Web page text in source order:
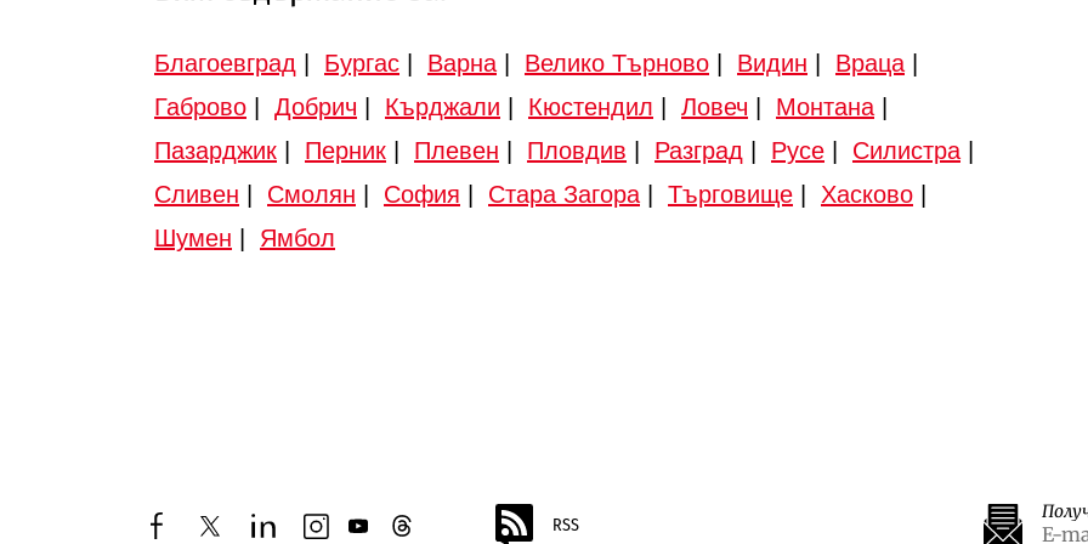
Благоевград Бургас Варна Велико Търново Видин Враца
Габрово
Добрич Кърджали Кюстендил Ловеч Монтана
Пазарджик
Перник Плевен Пловдив Разград Русе Силистра
Сливен
Смолян София Стара Загора Търговище Хасково
Шумен
Ямбол
facebooktwitterlinkedininstagram
youtubethreads RSS